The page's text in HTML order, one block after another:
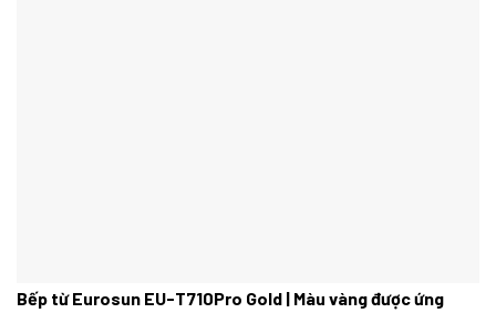
Bếp từ Eurosun EU-T710Pro Gold | Màu vàng được ứng